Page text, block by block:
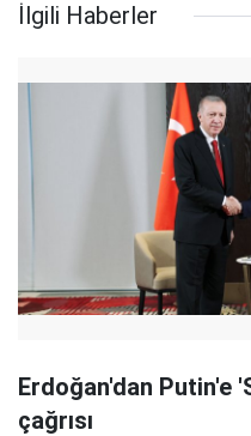
İlgili Haberler
Erdoğan'dan Putin'e
çağrısı